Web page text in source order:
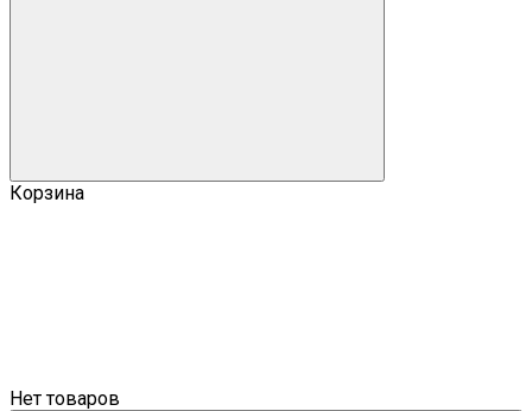
Корзина
Нет товаров